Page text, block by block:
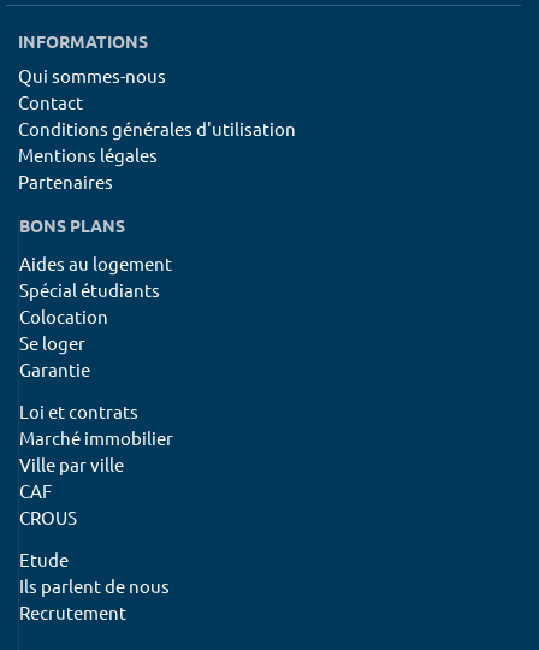
INFORMATIONS
Qui sommes-nous
Contact
Conditions générales d'utilisation
Mentions légales
Partenaires
BONS PLANS
Aides au logement
Spécial étudiants
Colocation
Se loger
Garantie
Loi et contrats
Marché immobilier
Ville par ville
CAF
CROUS
Etude
Ils parlent de nous
Recrutement